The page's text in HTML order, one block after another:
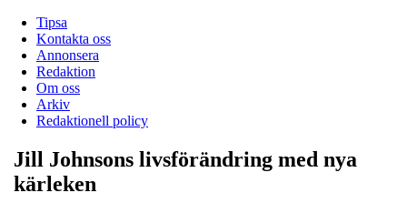
Tipsa
Kontakta oss
Annonsera
Redaktion
Om oss
Arkiv
Redaktionell policy
Jill Johnsons livsförändring med nya
kärleken